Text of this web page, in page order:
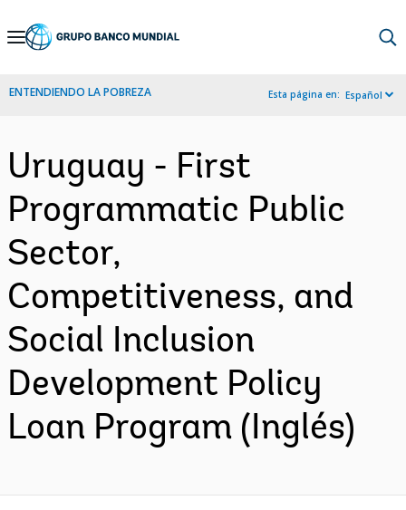
Skip
Navigation
ENTENDIENDO LA POBREZA Esta página en: Español
Uruguay - First
Programmatic Public
Sector,
Competitiveness, and
Social Inclusion
Development Policy
Loan Program (Inglés)